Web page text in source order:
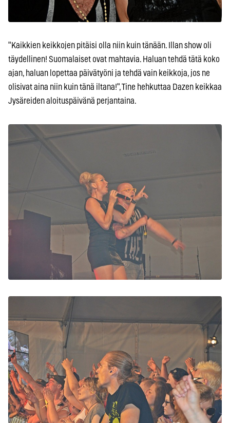
"Kaikkien keikkojen pitäisi olla niin kuin tänään. Illan show oli
täydellinen! Suomalaiset ovat mahtavia. Haluan tehdä tätä koko
ajan, haluan lopettaa päivätyöni ja tehdä vain keikkoja, jos ne
olisivat aina niin kuin tänä iltana!", Tine hehkuttaa Dazen keikkaa
Jysäreiden aloituspäivänä perjantaina.